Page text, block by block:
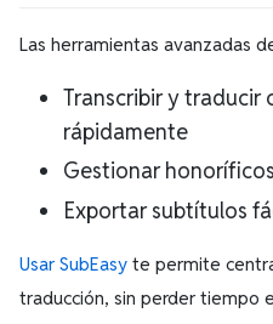
Las herramientas avanzadas
Transcribir y
rápidamente
Gestionar
Exportar subtítulos
Usar SubEasy te permite
traducción, sin perder tiempo